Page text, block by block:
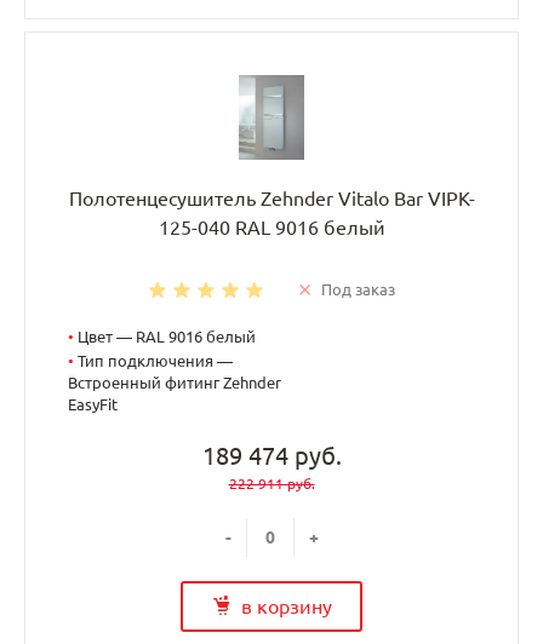
Полотенцесушитель Zehnder Vitalo Bar VIPK-
125-040 RAL 9016 белый
Под заказ
• Цвет — RAL 9016 белый
• Тип подключения —
Встроенный фитинг Zehnder
EasyFit
189 474 руб.
222 911 руб.
- +
в корзину